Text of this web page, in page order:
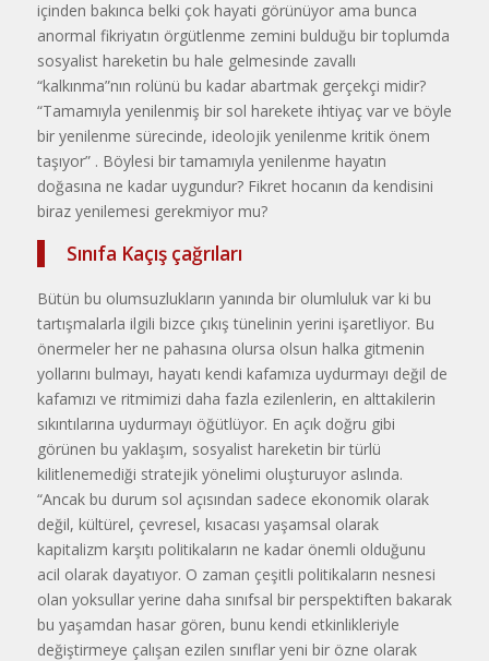
içinden bakınca belki çok hayati görünüyor ama bunca
anormal fikriyatın örgütlenme zemini bulduğu bir toplumda
sosyalist hareketin bu hale gelmesinde zavallı
“kalkınma”nın rolünü bu kadar abartmak gerçekçi midir?
“Tamamıyla yenilenmiş bir sol harekete ihtiyaç var ve böyle
bir yenilenme sürecinde, ideolojik yenilenme kritik önem
taşıyor” . Böylesi bir tamamıyla yenilenme hayatın
doğasına ne kadar uygundur? Fikret hocanın da kendisini
biraz yenilemesi gerekmiyor mu?
Sınıfa Kaçış çağrıları
Bütün bu olumsuzlukların yanında bir olumluluk var ki bu
tartışmalarla ilgili bizce çıkış tünelinin yerini işaretliyor. Bu
önermeler her ne pahasına olursa olsun halka gitmenin
yollarını bulmayı, hayatı kendi kafamıza uydurmayı değil de
kafamızı ve ritmimizi daha fazla ezilenlerin, en alttakilerin
sıkıntılarına uydurmayı öğütlüyor. En açık doğru gibi
görünen bu yaklaşım, sosyalist hareketin bir türlü
kilitlenemediği stratejik yönelimi oluşturuyor aslında.
“Ancak bu durum sol açısından sadece ekonomik olarak
değil, kültürel, çevresel, kısacası yaşamsal olarak
kapitalizm karşıtı politikaların ne kadar önemli olduğunu
acil olarak dayatıyor. O zaman çeşitli politikaların nesnesi
olan yoksullar yerine daha sınıfsal bir perspektiften bakarak
bu yaşamdan hasar gören, bunu kendi etkinlikleriyle
değiştirmeye çalışan ezilen sınıflar yeni bir özne olarak